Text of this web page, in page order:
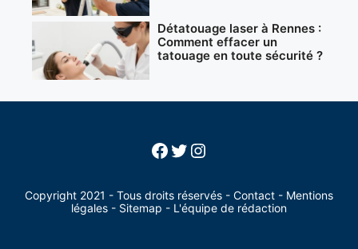
Détatouage laser à Rennes :
Comment effacer un
tatouage en toute sécurité ?
Facebook
Twitter
Instagram
Copyright 2021 - Tous droits réservés - Contact - Mentions
légales - Sitemap - L'équipe de rédaction